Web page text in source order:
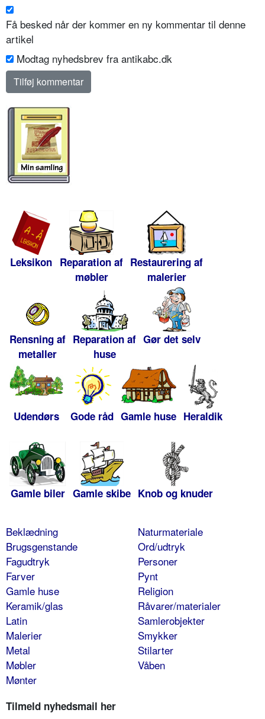
Få besked når der kommer en ny kommentar til denne
artikel
Modtag nyhedsbrev fra antikabc.dk
Leksikon Reparation af
møbler
Restaurering af
malerier
Rensning af
metaller
Reparation af
huse
Gør det selv
Udendørs Gode råd Gamle huse Heraldik
Gamle biler Gamle skibe Knob og knuder
Beklædning
Brugsgenstande
Fagudtryk
Farver
Gamle huse
Keramik/glas
Latin
Malerier
Metal
Møbler
Mønter
Naturmateriale
Ord/udtryk
Personer
Pynt
Religion
Råvarer/materialer
Samlerobjekter
Smykker
Stilarter
Våben
Tilmeld nyhedsmail her